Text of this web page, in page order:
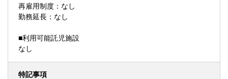
再雇用制度：なし
勤務延長：なし
■利用可能託児施設
なし
特記事項